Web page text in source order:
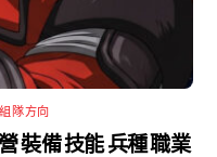
組隊方向
裝備 技能 兵種 職業